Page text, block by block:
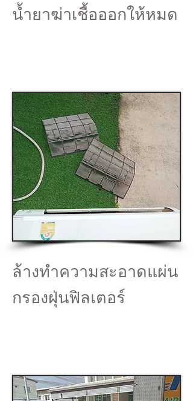
น้ำยาฆ่าเชื้อออกให้หมด
ล้างทำความสะอาดแผ่น
กรองฝุ่นฟิลเตอร์